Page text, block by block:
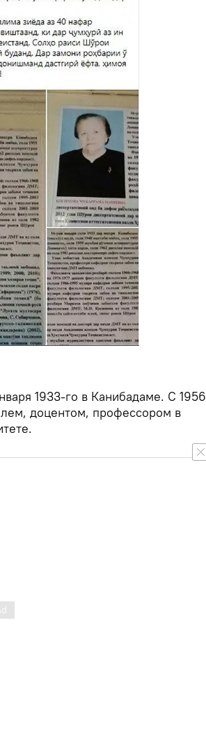
1933-го в Канибадаме. С 1956
доцентом, профессором в